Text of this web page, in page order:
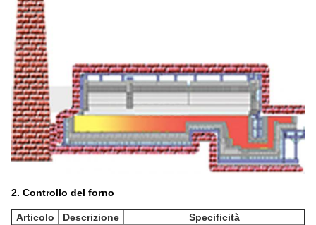
2. Controllo del forno
Articolo Descrizione Specificità